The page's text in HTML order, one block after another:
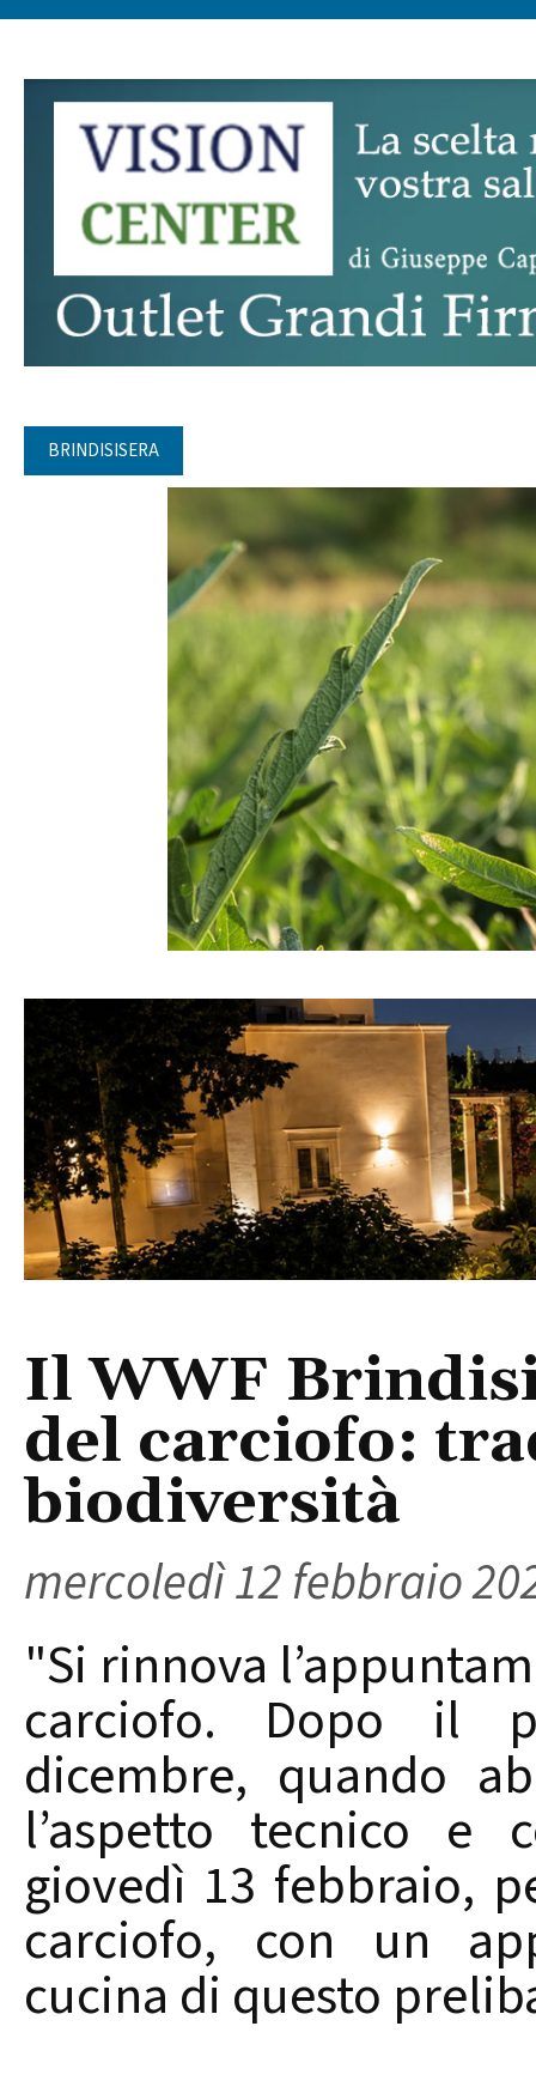
BRINDISISERA
Il WWF
del carciofo:
biodiversità
mercoledì 12 febbraio
"Si rinnova
carciofo. Dopo il
dicembre, quando
l’aspetto tecnico e
giovedì 13 febbraio,
carciofo, con un
cucina di questo